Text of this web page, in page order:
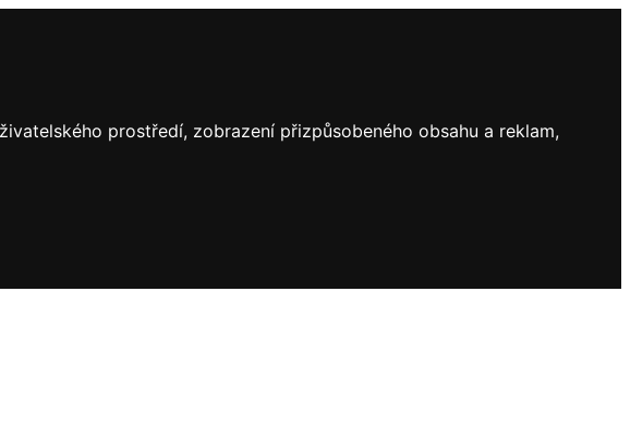
prostředí, zobrazení přizpůsobeného obsahu a reklam,